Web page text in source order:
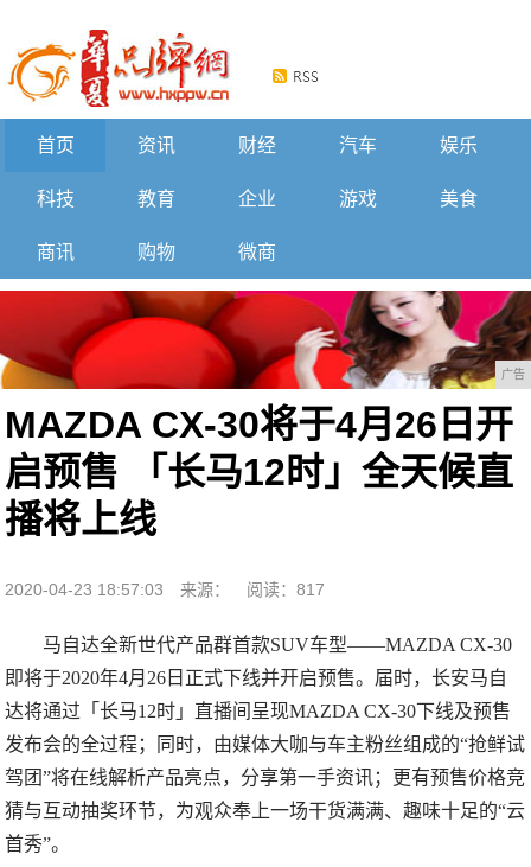
首页 资讯 财经 汽车 娱乐
科技 教育 企业 游戏 美食
商讯 购物 微商
广告
MAZDA CX-30将于4月26日开
启预售 「长马12时」全天候直
播将上线
2020-04-23 18:57:03 来源： 阅读：817
马自达全新世代产品群首款SUV车型——MAZDA CX-30
即将于2020年4月26日正式下线并开启预售。届时，长安马自
达将通过「长马12时」直播间呈现MAZDA CX-30下线及预售
发布会的全过程；同时，由媒体大咖与车主粉丝组成的“抢鲜试
驾团”将在线解析产品亮点，分享第一手资讯；更有预售价格竞
猜与互动抽奖环节，为观众奉上一场干货满满、趣味十足的“云
首秀”。